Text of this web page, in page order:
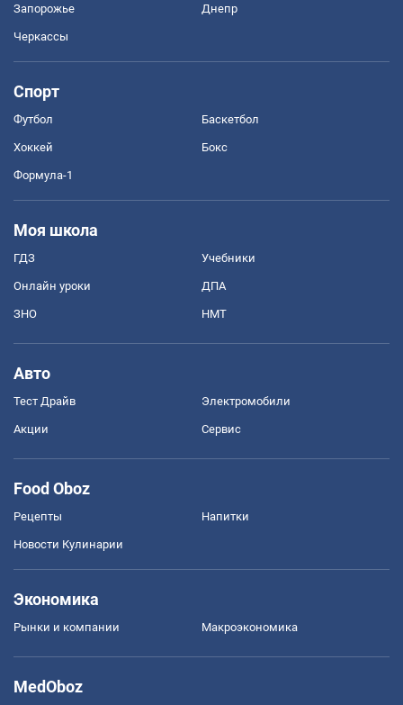
Запорожье Днепр
Черкассы
Спорт
Футбол Баскетбол
Хоккей Бокс
Формула-1
Моя школа
ГДЗ Учебники
Онлайн уроки ДПА
ЗНО НМТ
Авто
Тест Драйв Электромобили
Акции Сервис
Food Oboz
Рецепты Напитки
Новости Кулинарии
Экономика
Рынки и компании Mакроэкономика
MedOboz